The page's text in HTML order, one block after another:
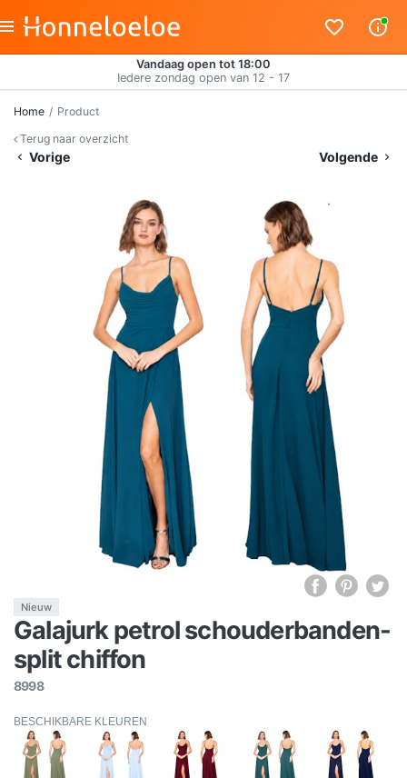
Vandaag open tot 18:00
Iedere zondag open van 12 - 17
Home
Product
Terug naar overzicht
Vorige Volgende
Nieuw
Galajurk petrol schouderbanden-
split chiffon
8998
BESCHIKBARE KLEUREN